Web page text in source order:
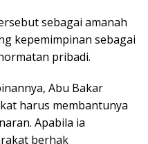
sebagai amanah
kepemimpinan sebagai
pribadi.
Abu Bakar
harus membantunya
Apabila ia
berhak